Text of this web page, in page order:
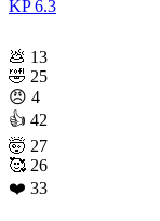
KP6.3
💩 13
🤣 25
😠 4
👍 42
🤯 27
🥰 26
❤️ 33